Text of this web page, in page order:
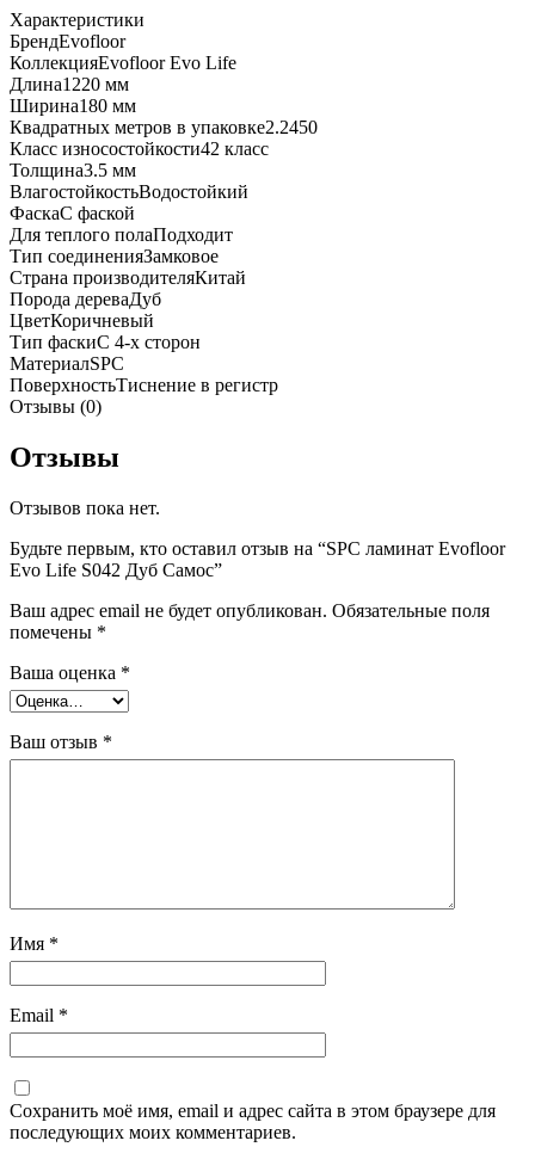
Характеристики
БрендEvofloor
КоллекцияEvofloor Evo Life
Длина1220 мм
Ширина180 мм
Квадратных метров в упаковке2.2450
Класс износостойкости42 класс
Толщина3.5 мм
ВлагостойкостьВодостойкий
ФаскаС фаской
Для теплого полаПодходит
Тип соединенияЗамковое
Страна производителяКитай
Порода дереваДуб
ЦветКоричневый
Тип фаскиС 4-х сторон
МатериалSPC
ПоверхностьТиснение в регистр
Отзывы (0)
Отзывы
Отзывов пока нет.
Будьте первым, кто оставил отзыв на “SPC ламинат Evofloor
Evo Life S042 Дуб Самос”
Ваш адрес email не будет опубликован. Обязательные поля
помечены *
Ваша оценка *
Ваш отзыв *
Имя *
Email *
Сохранить моё имя, email и адрес сайта в этом браузере для
последующих моих комментариев.